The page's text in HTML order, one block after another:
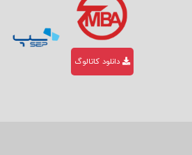
دانلود کاتالوگ